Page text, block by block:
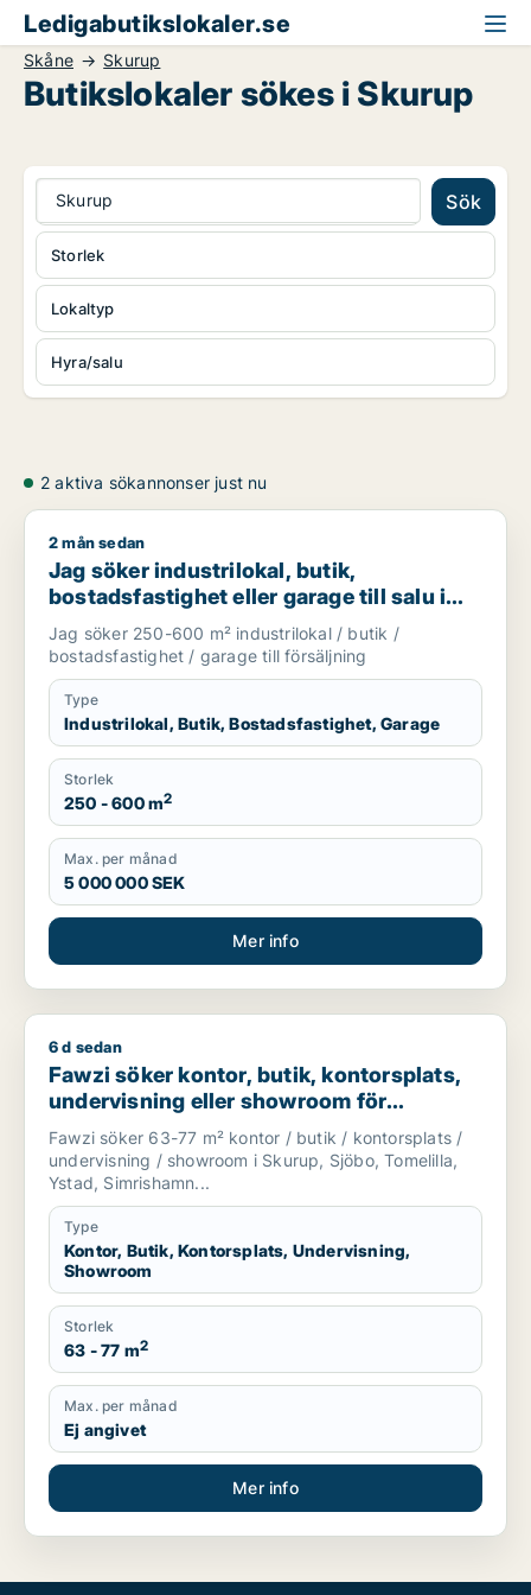
Ledigabutikslokaler.se
Skåne Skurup
Butikslokaler sökes i Skurup
Skurup Sök
Lokaltyp
Hyra/salu
Storlek
2 aktiva sökannonser just nu
Jag söker industrilokal, butik, bostadsfastighet eller garage
2 mån sedan
Jag söker industrilokal, butik,
bostadsfastighet eller garage till salu i
Skåne
Jag söker 250-600 m² industrilokal / butik /
bostadsfastighet / garage till försäljning
Type
Industrilokal, Butik, Bostadsfastighet, Garage
Storlek
250 - 600 m2
Max. per månad
5 000 000 SEK
Mer info
Fawzi söker kontor, butik, kontorsplats, undervisning eller
6 d sedan
Fawzi söker kontor, butik, kontorsplats,
undervisning eller showroom för
uthyrning i Skurup, Sjöbo eller Tomelilla
m.fl.
Fawzi söker 63-77 m² kontor / butik / kontorsplats /
undervisning / showroom i Skurup, Sjöbo, Tomelilla,
Ystad, Simrishamn...
Type
Kontor, Butik, Kontorsplats, Undervisning,
Showroom
Storlek
63 - 77 m2
Max. per månad
Ej angivet
Mer info